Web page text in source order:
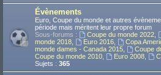
Évènements
Euro, Coupe du monde et autres
période mais méritent leur propre forum
Sous-forums :
Coupe du monde 2022,
monde 2018
Euro 2016, Copa
monde dames - Canada 2015
Coupe
Coupe du monde 2010
Euro 2008,
Sujets : 365